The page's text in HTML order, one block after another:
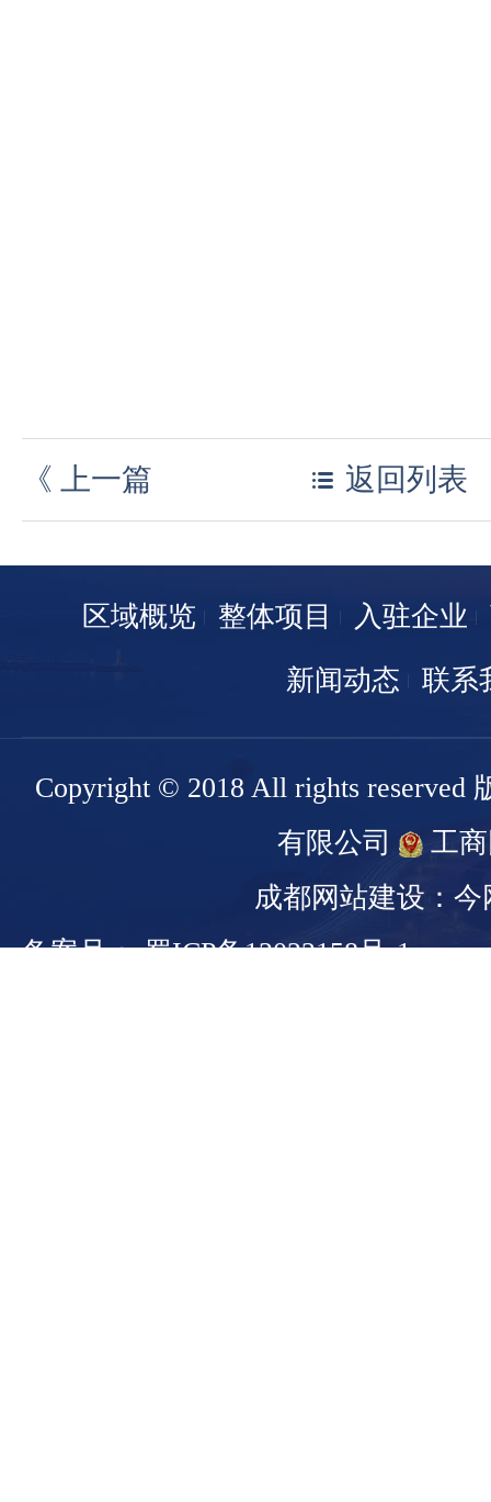
《 上一篇 返回列表
区域概览 整体项目 入驻企业
新闻动态
联系
Copyright © 2018 All rights reserved
有限公司
工
成都网站建设：今
备案号： 蜀ICP备13022158号-1